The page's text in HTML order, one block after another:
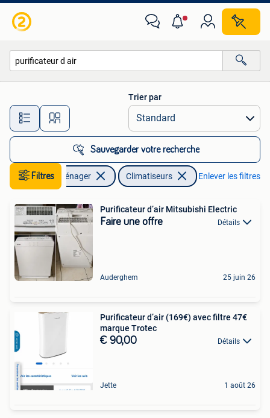
Toutes les distances…
Trier par
Sauvegarder votre recherche
Filtres
Electroménager Climatiseurs Enlever les filtres
Purificateur d’air Mitsubishi Electric
Faire une offre Détails
Auderghem 25 juin 26
Purificateur d’air (169€) avec filtre 47€
marque Trotec
€ 90,00 Détails
Jette 1 août 26